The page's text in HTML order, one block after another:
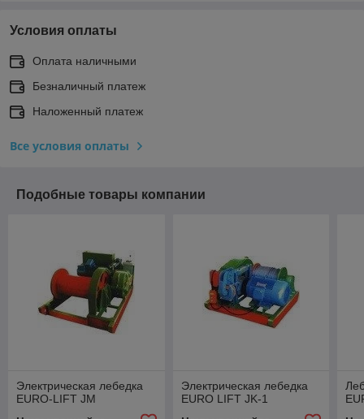
Условия оплаты
Оплата наличными
Безналичный платеж
Наложенный платеж
Все условия оплаты
Подобные товары компании
Электрическая лебедка
EURO-LIFT JM
Электрическая лебедка
EURO LIFT JK-1